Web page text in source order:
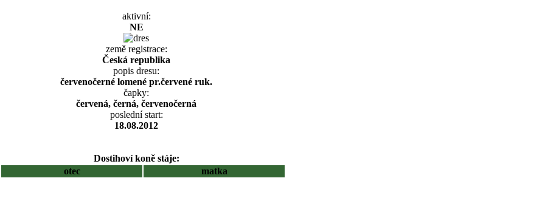
aktivní:
NE
země registrace:
Česká republika
popis dresu:
červenočerné lomené pr.červené ruk.
čapky:
červená, černá, červenočerná
poslední start:
18.08.2012
Dostihoví koně stáje:
otec matka